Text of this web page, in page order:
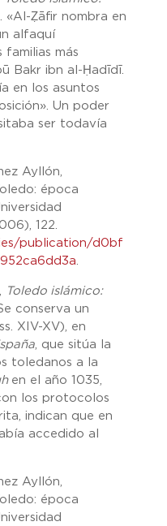
«Al-Ẓāfir nombra en
alfaquí
más
Bakr ibn al-Ḥadīdī.
en los asuntos
Un poder
ser todavía
Ayllón,
época
122.
publication/d0bf
.
Toledo islámico:
conserva un
XIV-XV), en
, que sitúa la
toledanos a la
en el año 1035,
los protocolos
indican que en
accedido al
Ayllón,
época